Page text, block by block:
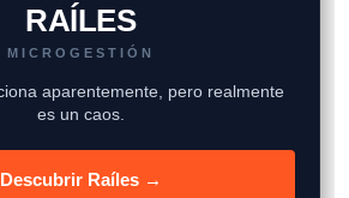
RAÍLES
MICROGESTIÓN
aparentemente, pero realmente
es un caos.
Descubrir Raíles →